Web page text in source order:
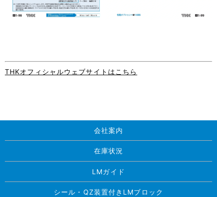
THKオフィシャルウェブサイトはこちら
会社案内
在庫状況
LMガイド
シール・QZ装置付きLMブロック